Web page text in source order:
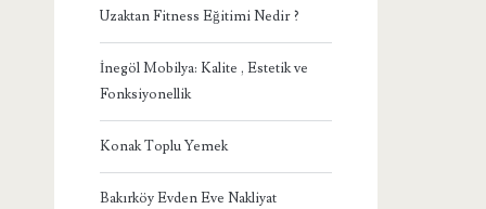
Uzaktan Fitness Eğitimi Nedir ?
İnegöl Mobilya: Kalite , Estetik ve
Fonksiyonellik
Konak Toplu Yemek
Bakırköy Evden Eve Nakliyat